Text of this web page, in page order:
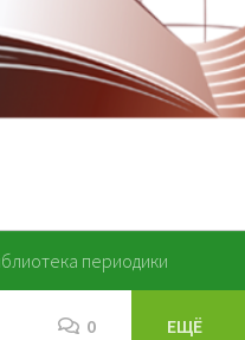
периодики
0 ЕЩЁ